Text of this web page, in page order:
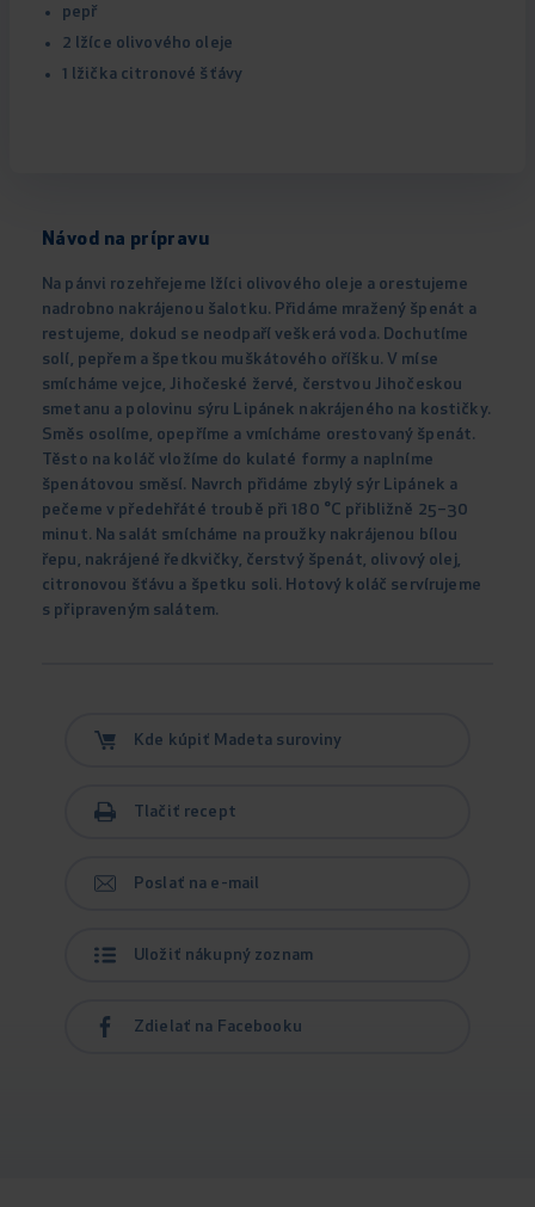
pepř
2 lžíce olivového oleje
1 lžička citronové šťávy
Návod na prípravu
Na pánvi rozehřejeme lžíci olivového oleje a orestujeme
nadrobno nakrájenou šalotku. Přidáme mražený špenát a
restujeme, dokud se neodpaří veškerá voda. Dochutíme
solí, pepřem a špetkou muškátového oříšku. V míse
smícháme vejce, Jihočeské žervé, čerstvou Jihočeskou
smetanu a polovinu sýru Lipánek nakrájeného na kostičky.
Směs osolíme, opepříme a vmícháme orestovaný špenát.
Těsto na koláč vložíme do kulaté formy a naplníme
špenátovou směsí. Navrch přidáme zbylý sýr Lipánek a
pečeme v předehřáté troubě při 180 °C přibližně 25–30
minut. Na salát smícháme na proužky nakrájenou bílou
řepu, nakrájené ředkvičky, čerstvý špenát, olivový olej,
citronovou šťávu a špetku soli. Hotový koláč servírujeme
s připraveným salátem.
Kde kúpiť Madeta suroviny
Tlačiť recept
Poslať na e-mail
Uložiť nákupný zoznam
Zdielať na Facebooku